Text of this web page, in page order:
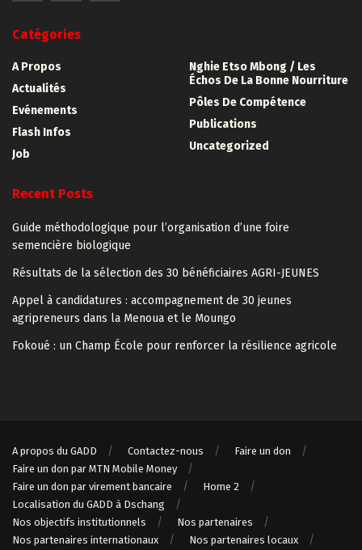
Catégories
A Propos
Actualités
Evénements
Flash Infos
Job
Nghie Etso Mbong / Les
Échos De La Bonne Nourriture
Pôles De Compétence
Publications
Uncategorized
Recent Posts
Guide méthodologique pour l’organisation d’une foire
semencière biologique
Résultats de la sélection des 30 bénéficiaires AGRI-JEUNES
Appel à candidatures : accompagnement de 30 jeunes
agripreneurs dans la Menoua et le Moungo
Fokoué : un Champ École pour renforcer la résilience agricole
A propos du GADD Contactez-nous
Faire un don
Faire un don par MTN Mobile Money
Faire un don par virement bancaire
Home 2
Localisation du GADD à Dschang
Nos objectifs institutionnels
Nos partenaires
Nos partenaires internationaux
Nos partenaires locaux